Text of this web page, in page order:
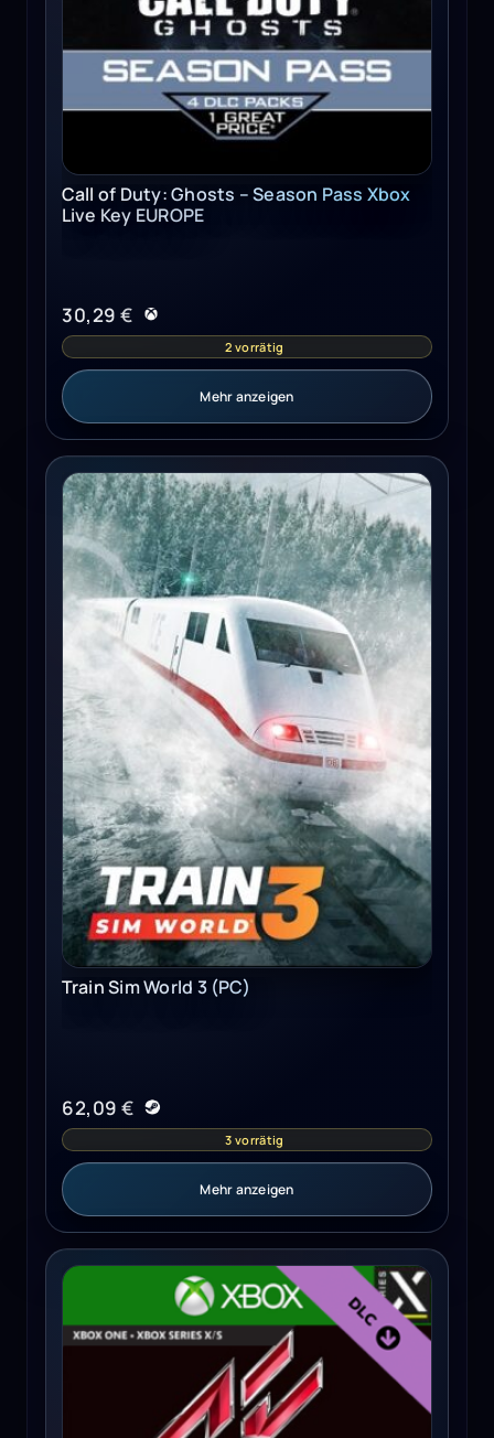
Call of Duty: Ghosts – Season Pass Xbox
Live Key EUROPE
30,29 €
2 vorrätig
Mehr anzeigen
Train Sim World 3 (PC) - Steam Key - GLOBAL
Train Sim World 3 (PC)
62,09 €
3 vorrätig
Mehr anzeigen
Assetto Corsa - Ready To Race Pack (Xbox One) - Xbox